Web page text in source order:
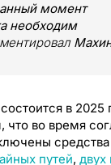
момент
необходим
в 2025
что во время
средства
путей, двух